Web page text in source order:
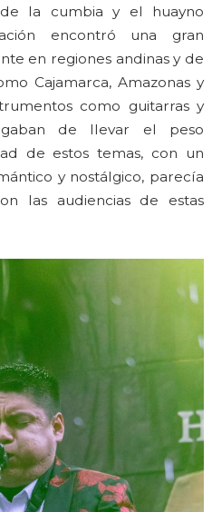
la cumbia y el huayno
encontró una gran
en regiones andinas y de
Cajamarca, Amazonas y
como guitarras y
de llevar el peso
de estos temas, con un
y nostálgico, parecía
las audiencias de estas